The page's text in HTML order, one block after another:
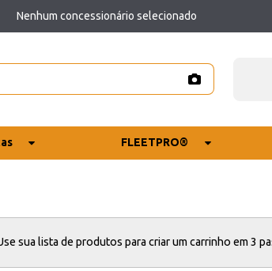
Nenhum concessionário selecionado
FLEETPRO®
sua lista de produtos para criar um carrinho em 3